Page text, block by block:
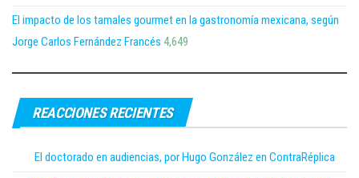
El impacto de los tamales gourmet en la gastronomía mexicana, según
Jorge Carlos Fernández Francés 4,649
REACCIONES RECIENTES
El doctorado en audiencias, por Hugo González en ContraRéplica